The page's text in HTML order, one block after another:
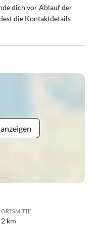
dich vor Ablauf der
die Kontaktdetails
ORTSMITTE
2 km